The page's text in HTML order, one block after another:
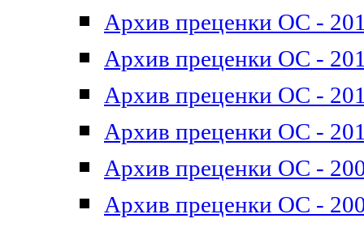
Архив преценки ОС -
Архив преценки ОС -
Архив преценки ОС -
Архив преценки ОС -
Архив преценки ОС -
Архив преценки ОС -